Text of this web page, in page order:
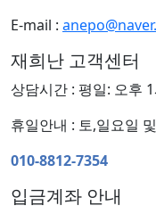
E-mail :
재희난 고객센터
상담시간 : 평일: 오후
휴일안내 : 토,일요일
010-8812-7354
입금계좌 안내